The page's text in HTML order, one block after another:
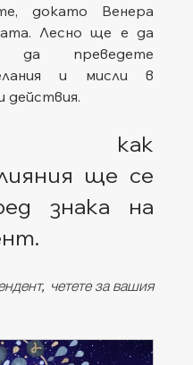
докато Венера
Лесно ще е да
да преведете
и мисли в
действия.
как
ще се
знака на
четете за вашия